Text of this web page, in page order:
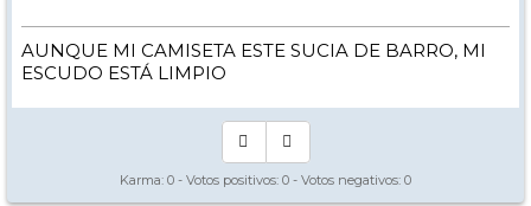
AUNQUE MI CAMISETA ESTE SUCIA DE BARRO, MI
ESCUDO ESTÁ LIMPIO
Karma: 0 - Votos positivos: 0 - Votos negativos: 0